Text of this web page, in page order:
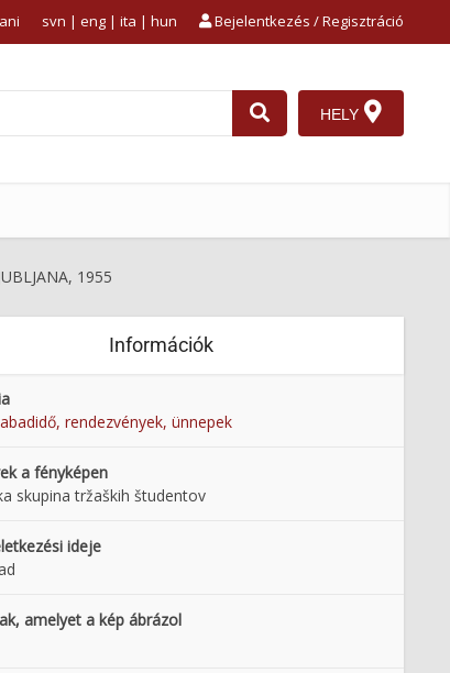
Bejelentkezés / Regisztráció
svn | eng | ita | hun
HELY
1955
Információk
rendezvények, ünnepek
a fényképen
skupina tržaških študentov
ideje
amelyet a kép ábrázol